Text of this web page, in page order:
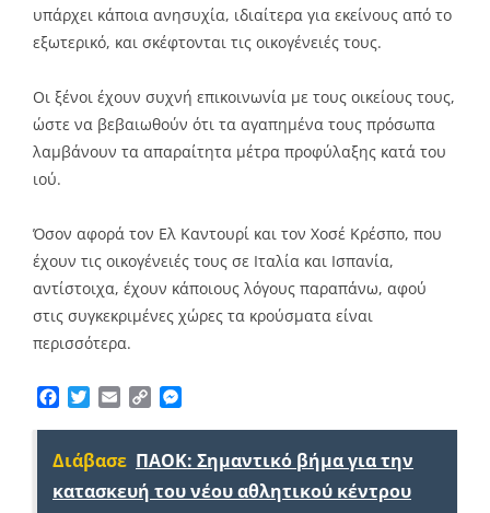
υπάρχει κάποια ανησυχία, ιδιαίτερα για εκείνους από το
εξωτερικό, και σκέφτονται τις οικογένειές τους.
Οι ξένοι έχουν συχνή επικοινωνία με τους οικείους τους,
ώστε να βεβαιωθούν ότι τα αγαπημένα τους πρόσωπα
λαμβάνουν τα απαραίτητα μέτρα προφύλαξης κατά του
ιού.
Όσον αφορά τον Ελ Καντουρί και τον Χοσέ Κρέσπο, που
έχουν τις οικογένειές τους σε Ιταλία και Ισπανία,
αντίστοιχα, έχουν κάποιους λόγους παραπάνω, αφού
στις συγκεκριμένες χώρες τα κρούσματα είναι
περισσότερα.
Facebook
TwitterEmailCopy
Διάβασε ΠΑΟΚ: Σημαντικό βήμα για την
κατασκευή του νέου αθλητικού κέντρου